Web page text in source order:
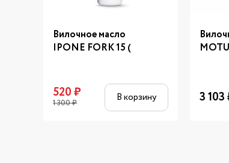
Вилочное масло
IPONE FORK 15 (
520₽
1 300₽ В корзину 3 103